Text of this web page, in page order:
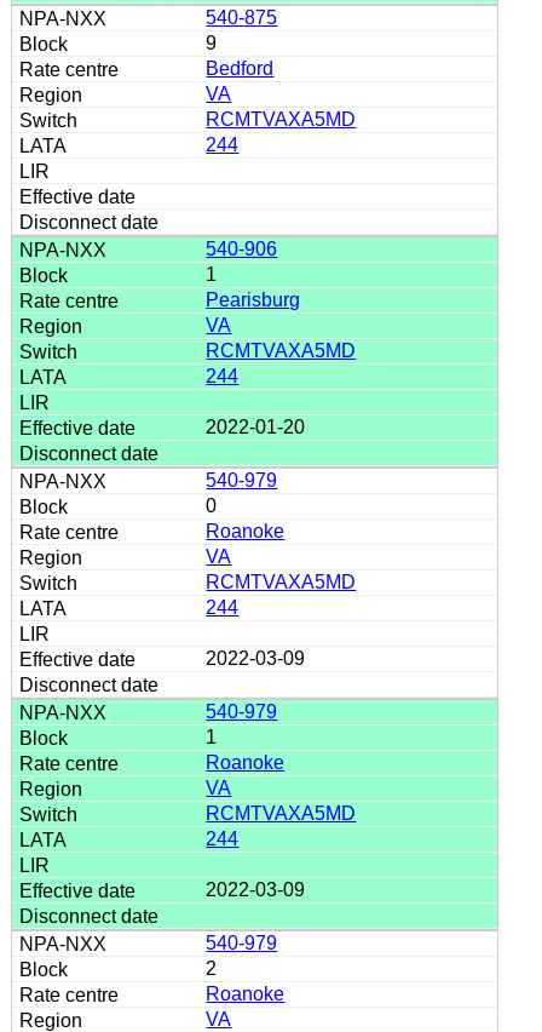
540-875
9
Bedford
VA
RCMTVAXA5MD
244
540-906
1
Pearisburg
VA
RCMTVAXA5MD
244
2022-01-20
540-979
0
Roanoke
VA
RCMTVAXA5MD
244
2022-03-09
540-979
1
Roanoke
VA
RCMTVAXA5MD
244
2022-03-09
540-979
2
Roanoke
VA